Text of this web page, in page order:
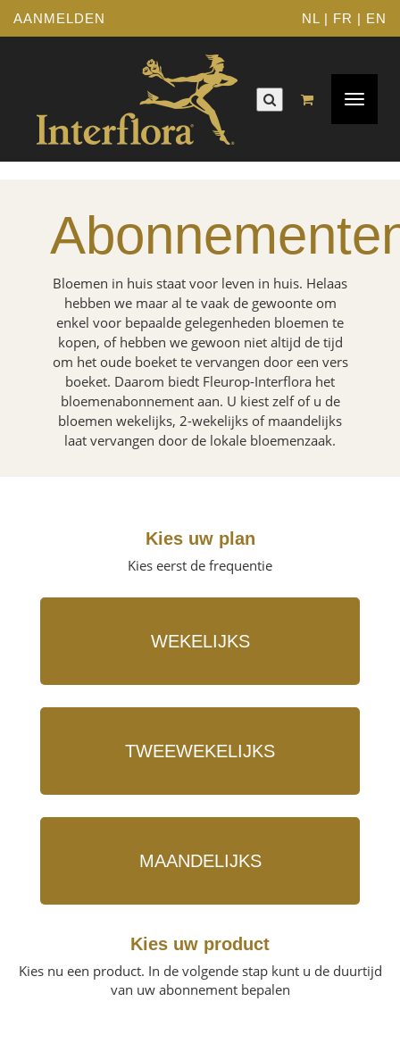
AANMELDEN NL | FR | EN
Toggle
Bloemen in huis staat voor leven in huis. Helaas
hebben we maar al te vaak de gewoonte om
enkel voor bepaalde gelegenheden bloemen te
kopen, of hebben we gewoon niet altijd de tijd
om het oude boeket te vervangen door een vers
boeket. Daarom biedt Fleurop-Interflora het
bloemenabonnement aan. U kiest zelf of u de
bloemen wekelijks, 2-wekelijks of maandelijks
laat vervangen door de lokale bloemenzaak.
Kies uw plan
Kies eerst de frequentie
WEKELIJKS
TWEEWEKELIJKS
MAANDELIJKS
Kies uw product
Kies nu een product. In de volgende stap kunt u de duurtijd
van uw abonnement bepalen